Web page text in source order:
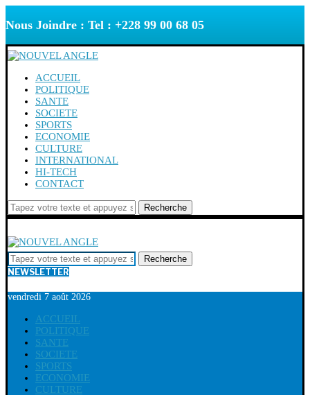
Nous Joindre : Tel : +228 99 00 68 05
ACCUEIL
POLITIQUE
SANTE
SOCIETE
SPORTS
ECONOMIE
CULTURE
INTERNATIONAL
HI-TECH
CONTACT
Recherche
Recherche
NEWSLETTER
vendredi 7 août 2026
ACCUEIL
POLITIQUE
SANTE
SOCIETE
SPORTS
ECONOMIE
CULTURE